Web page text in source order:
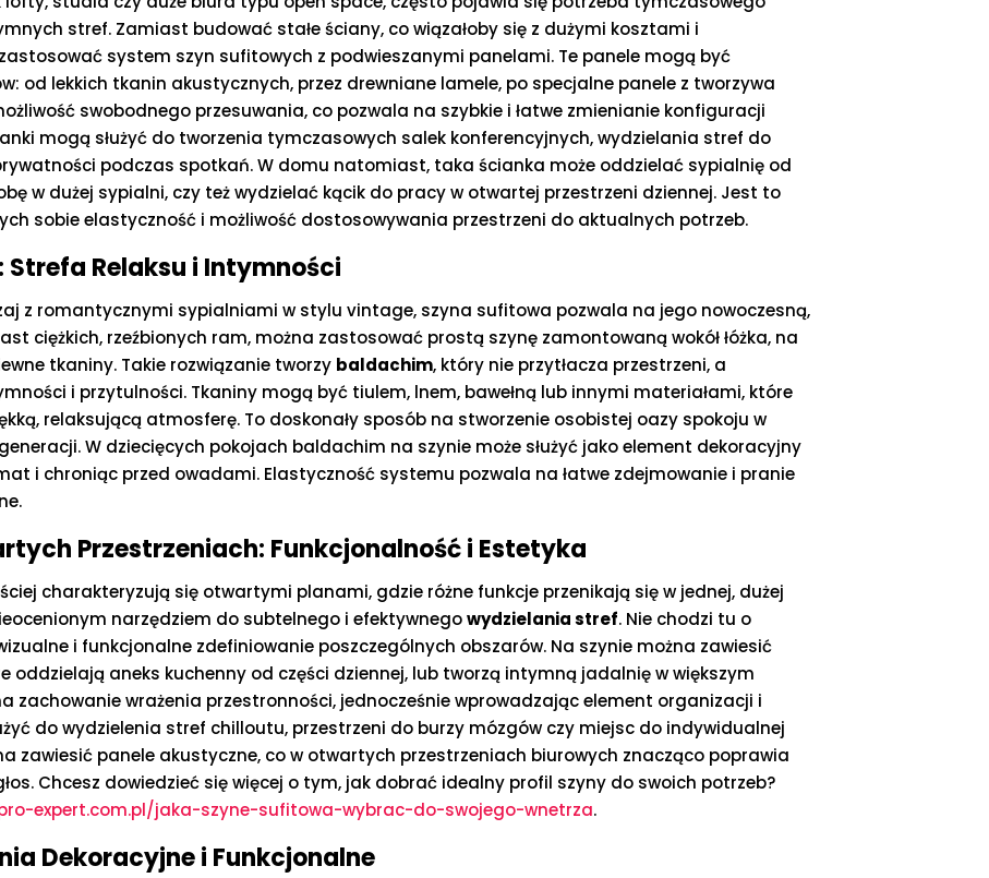
stref. Zamiast budować stałe ściany, co wiązałoby się z dużymi kosztami i
system szyn sufitowych z podwieszanymi panelami. Te panele mogą być
od lekkich tkanin akustycznych, przez drewniane lamele, po specjalne panele z tworzywa
swobodnego przesuwania, co pozwala na szybkie i łatwe zmienianie konfiguracji
mogą służyć do tworzenia tymczasowych salek konferencyjnych, wydzielania stref do
podczas spotkań. W domu natomiast, taka ścianka może oddzielać sypialnię od
w dużej sypialni, czy też wydzielać kącik do pracy w otwartej przestrzeni dziennej. Jest to
sobie elastyczność i możliwość dostosowywania przestrzeni do aktualnych potrzeb.
Relaksu i Intymności
z romantycznymi sypialniami w stylu vintage, szyna sufitowa pozwala na jego nowoczesną,
ciężkich, rzeźbionych ram, można zastosować prostą szynę zamontowaną wokół łóżka, na
tkaniny. Takie rozwiązanie tworzy baldachim, który nie przytłacza przestrzeni, a
i przytulności. Tkaniny mogą być tiulem, lnem, bawełną lub innymi materiałami, które
relaksującą atmosferę. To doskonały sposób na stworzenie osobistej oazy spokoju w
W dziecięcych pokojach baldachim na szynie może służyć jako element dekoracyjny
i chroniąc przed owadami. Elastyczność systemu pozwala na łatwe zdejmowanie i pranie
Przestrzeniach: Funkcjonalność i Estetyka
charakteryzują się otwartymi planami, gdzie różne funkcje przenikają się w jednej, dużej
narzędziem do subtelnego i efektywnegowydzielania stref. Nie chodzi tu o
i funkcjonalne zdefiniowanie poszczególnych obszarów. Na szynie można zawiesić
oddzielają aneks kuchenny od części dziennej, lub tworzą intymną jadalnię w większym
zachowanie wrażenia przestronności, jednocześnie wprowadzając element organizacji i
do wydzielenia stref chilloutu, przestrzeni do burzy mózgów czy miejsc do indywidualnej
zawiesić panele akustyczne, co w otwartych przestrzeniach biurowych znacząco poprawia
Chcesz dowiedzieć się więcej o tym, jak dobrać idealny profil szyny do swoich potrzeb?
expert.com.pl/jaka-szyne-sufitowa-wybrac-do-swojego-wnetrza.
Dekoracyjne i Funkcjonalne